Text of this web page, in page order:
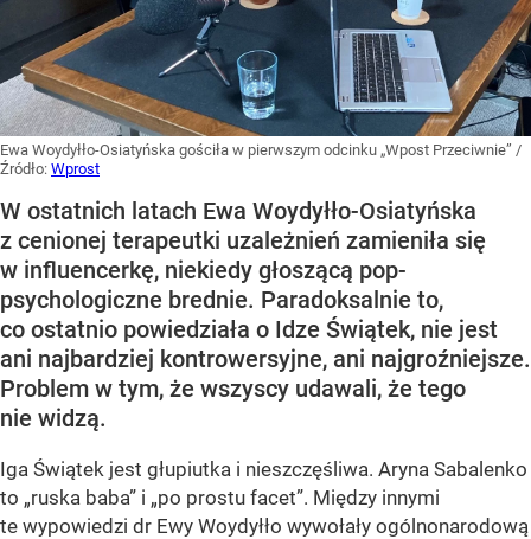
Ewa Woydyłło-Osiatyńska gościła w pierwszym odcinku „Wpost Przeciwnie” /
Źródło: Wprost
W ostatnich latach Ewa Woydyłło-Osiatyńska
z cenionej terapeutki uzależnień zamieniła się
w influencerkę, niekiedy głoszącą pop-
psychologiczne brednie. Paradoksalnie to,
co ostatnio powiedziała o Idze Świątek, nie jest
ani najbardziej kontrowersyjne, ani najgroźniejsze.
Problem w tym, że wszyscy udawali, że tego
nie widzą.
Iga Świątek jest głupiutka i nieszczęśliwa. Aryna Sabalenko
to „ruska baba” i „po prostu facet”. Między innymi
te wypowiedzi dr Ewy Woydyłło wywołały ogólnonarodową